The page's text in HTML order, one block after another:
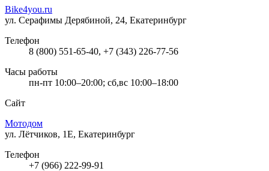
Bike4you.ru
ул. Серафимы Дерябиной, 24, Екатеринбург
Телефон
8 (800) 551-65-40, +7 (343) 226-77-56
Часы работы
пн-пт 10:00–20:00; сб,вс 10:00–18:00
Сайт
Мотодом
ул. Лётчиков, 1Е, Екатеринбург
Телефон
+7 (966) 222-99-91